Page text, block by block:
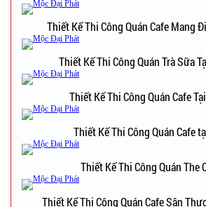
Thiết Kế Thi Công Quán Cafe Mang
Thiết Kế Thi Công Quán Trà Sữa
Thiết Kế Thi Công Quán Cafe
Thiết Kế Thi Công Quán Cafe
Thiết Kế Thi Công Quán The
Thiết Kế Thi Công Quán Cafe Sân